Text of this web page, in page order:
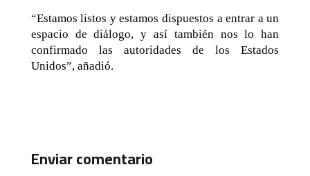
“Estamos listos y estamos dispuestos a entrar a un
espacio de diálogo, y así también nos lo han
confirmado las autoridades de los Estados
Unidos”, añadió.
Enviar comentario